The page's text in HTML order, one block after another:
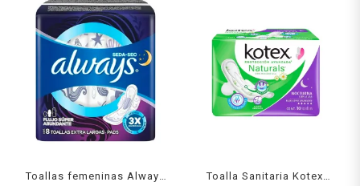
Toallas femeninas Always
Toalla Sanitaria Kotex